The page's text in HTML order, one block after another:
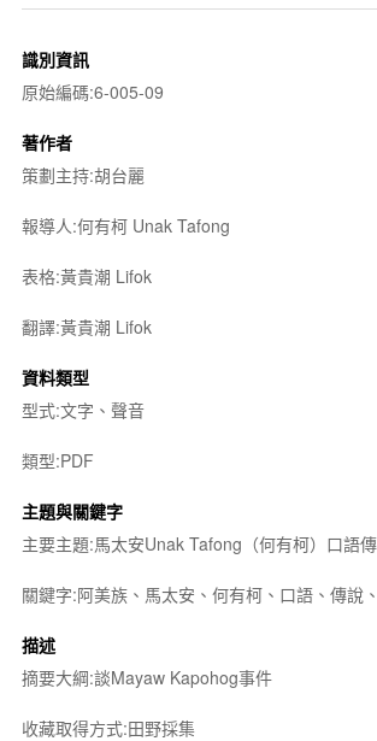
識別資訊
原始編碼:6-005-09
著作者
策劃主持:胡台麗
報導人:何有柯 Unak Tafong
表格:黃貴潮 Lifok
翻譯:黃貴潮 Lifok
資料類型
型式:文字、聲音
類型:PDF
主題與關鍵字
主要主題:馬太安Unak Tafong（何有柯）口語
關鍵字:阿美族、馬太安、何有柯、口語、傳說
描述
摘要大綱:談Mayaw Kapohog事件
收藏取得方式:田野採集